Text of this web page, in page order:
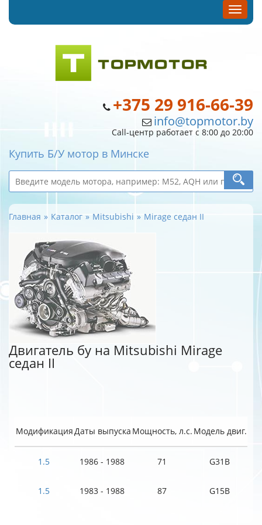
+375 29 916-66-39
info@topmotor.by
Call-центр работает с 8:00 до 20:00
Купить Б/У мотор в Минске
Главная Каталог Mitsubishi Mirage седан II
Двигатель бу на Mitsubishi Mirage
седан II
МодификацияДаты выпуска Мощность, л.с. Модель двиг.
1.5 1986 - 1988 71 G31B
1.5 1983 - 1988 87 G15B